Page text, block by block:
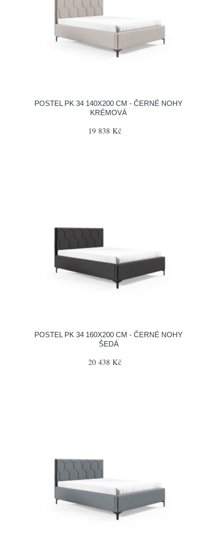
POSTEL PK 34 140X200 CM - ČERNÉ NOHY
KRÉMOVÁ
19 838 Kč
POSTEL PK 34 160X200 CM - ČERNÉ NOHY
ŠEDÁ
20 438 Kč